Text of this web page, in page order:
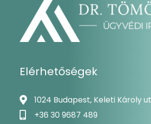
Elérhetőségek
1024 Budapest, Keleti Károly
+36 30 9687 489